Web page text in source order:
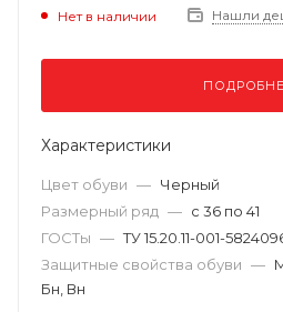
Нет в наличии Нашли
Характеристики
Цвет обуви — Черный
Размерный ряд — с 36 по 41
ГОСТы — ТУ 15.20.11-001-
Защитные свойства обуви —
Бн, Вн